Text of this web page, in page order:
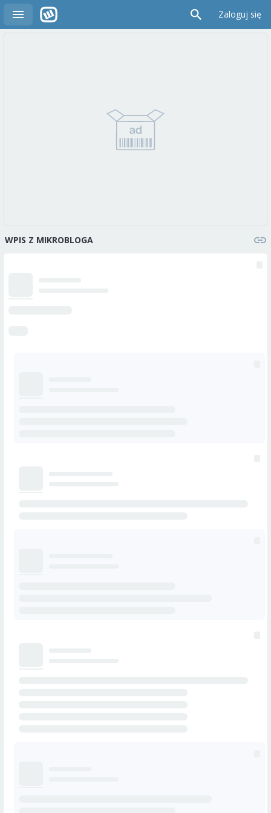
Zaloguj się
WPIS Z MIKROBLOGA